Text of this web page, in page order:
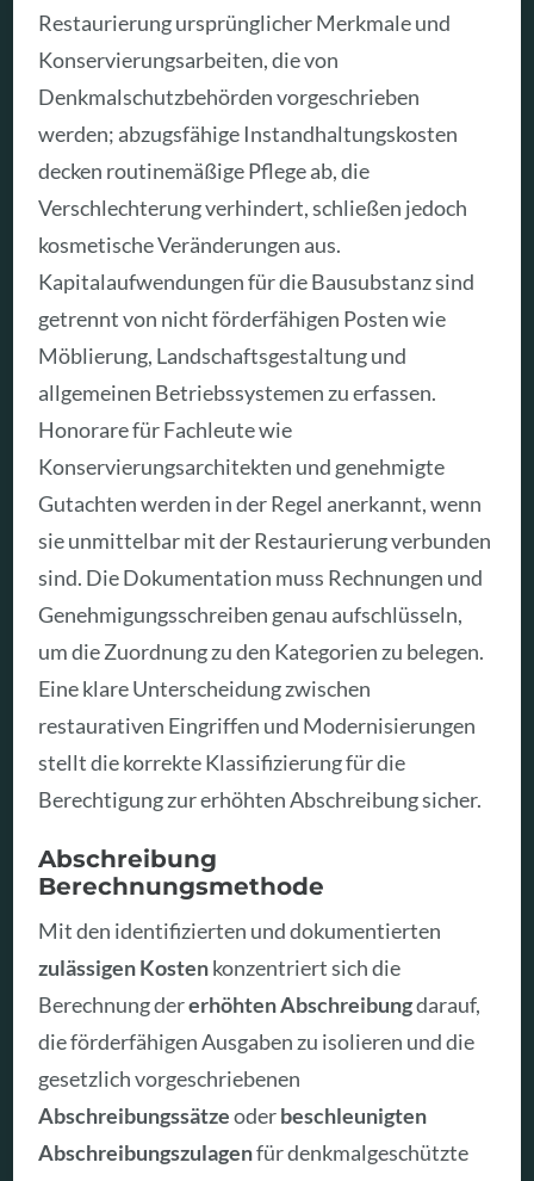
Restaurierung ursprünglicher Merkmale und
Konservierungsarbeiten, die von
Denkmalschutzbehörden vorgeschrieben
werden; abzugsfähige Instandhaltungskosten
decken routinemäßige Pflege ab, die
Verschlechterung verhindert, schließen jedoch
kosmetische Veränderungen aus.
Kapitalaufwendungen für die Bausubstanz sind
getrennt von nicht förderfähigen Posten wie
Möblierung, Landschaftsgestaltung und
allgemeinen Betriebssystemen zu erfassen.
Honorare für Fachleute wie
Konservierungsarchitekten und genehmigte
Gutachten werden in der Regel anerkannt, wenn
sie unmittelbar mit der Restaurierung verbunden
sind. Die Dokumentation muss Rechnungen und
Genehmigungsschreiben genau aufschlüsseln,
um die Zuordnung zu den Kategorien zu belegen.
Eine klare Unterscheidung zwischen
restaurativen Eingriffen und Modernisierungen
stellt die korrekte Klassifizierung für die
Berechtigung zur erhöhten Abschreibung sicher.
Abschreibung
Berechnungsmethode
Mit den identifizierten und dokumentierten
zulässigen Kostenkonzentriert sich die
Berechnung dererhöhten Abschreibungdarauf,
die förderfähigen Ausgaben zu isolieren und die
gesetzlich vorgeschriebenen
Abschreibungssätzeoderbeschleunigten
Abschreibungszulagenfür denkmalgeschützte